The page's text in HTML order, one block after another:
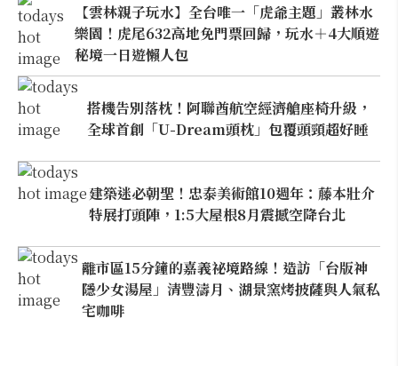
【雲林親子玩水】全台唯一「虎爺主題」叢林水
樂園！虎尾632高地免門票回歸，玩水＋4大順遊
秘境一日遊懶人包
搭機告別落枕！阿聯酋航空經濟艙座椅升級，
全球首創「U-Dream頭枕」包覆頭頸超好睡
建築迷必朝聖！忠泰美術館10週年：藤本壯介
特展打頭陣，1:5大屋根8月震撼空降台北
離市區15分鐘的嘉義祕境路線！造訪「台版神
隱少女湯屋」清豐濤月、湖景窯烤披薩與人氣私
宅咖啡